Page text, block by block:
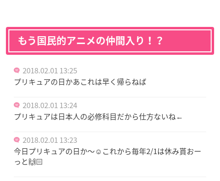
もう国民的アニメの仲間入り！？
2018.02.01 13:25
プリキュアの日かあこれは早く帰らねば
2018.02.01 13:24
プリキュアは日本人の必修科目だから仕方ないね←
2018.02.01 13:23
今日プリキュアの日か〜☺️これから毎年2/1は休み貰おー
っと🙌🏻